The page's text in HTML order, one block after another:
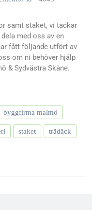
samt staket, vi tackar
med oss av en
fått följande utfört av
om ni behöver hjälp
& Sydvästra Skåne.
byggfirma malmö
staket trädäck